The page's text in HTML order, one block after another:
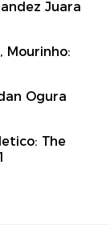
Juara
Mourinho:
Ogura
The